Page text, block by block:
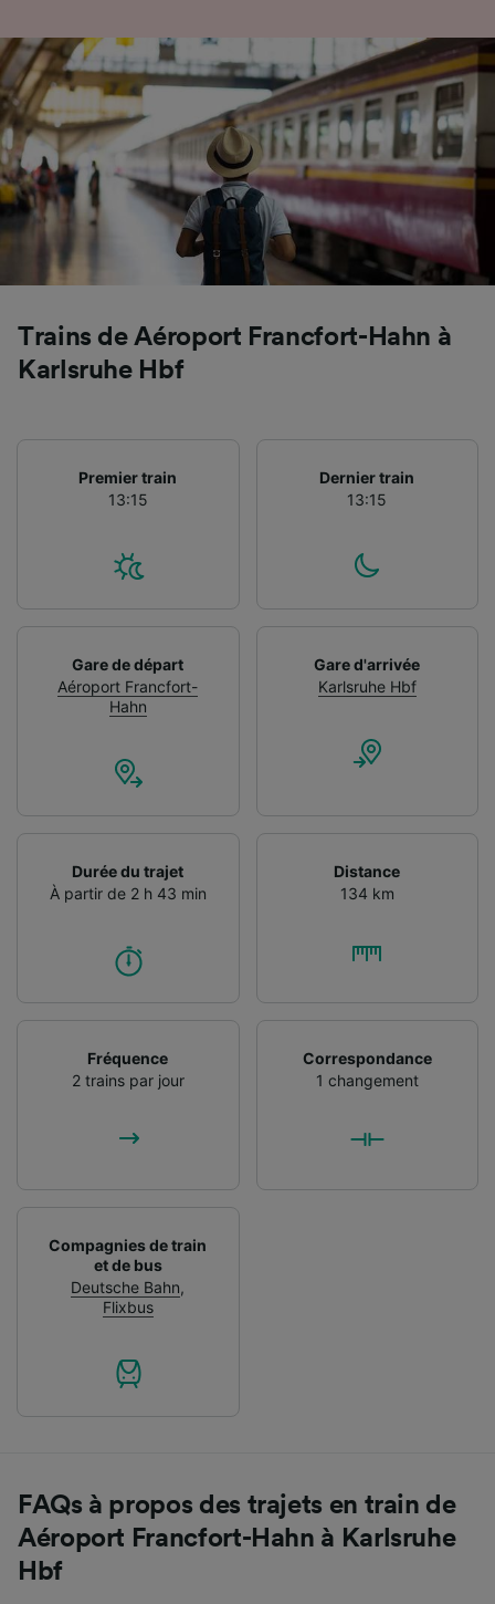
Trains de Aéroport Francfort-Hahn à
Karlsruhe Hbf
Premier train
13:15
Dernier train
13:15
Gare de départ
Aéroport Francfort-
Hahn
Gare d'arrivée
Karlsruhe Hbf
Durée du trajet
À partir de 2 h 43 min
Distance
134 km
Fréquence
2 trains par jour
Correspondance
1 changement
Compagnies de train
et de bus
Deutsche Bahn,
Flixbus
FAQs à propos des trajets en train de
Aéroport Francfort-Hahn à Karlsruhe
Hbf
précises. Analyser activement les
caractéristiques de l’appareil pour
l’identification. Stocker et/ou accéder à des
informations sur un appareil. Publicités et
contenu personnalisés, mesure de
performance des publicités et du contenu,
études d’audience et développement de
services.
Liste de nos partenaires (fournisseurs)